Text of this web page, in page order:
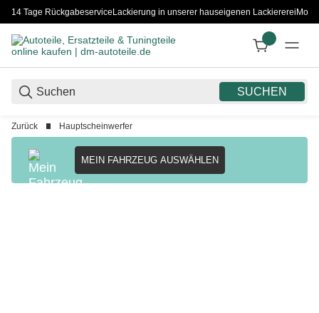
14 Tage RückgabeserviceLackierung in unserer hauseigenen Lackiererei
SUCHEN
Zurück Hauptscheinwerfer
MEIN FAHRZEUG AUSWÄHLEN